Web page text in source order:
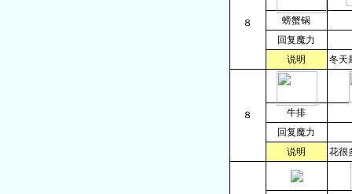
８
螃蟹锅
回复魔力
说明
冬天
８
牛排
回复魔力
说明
花很